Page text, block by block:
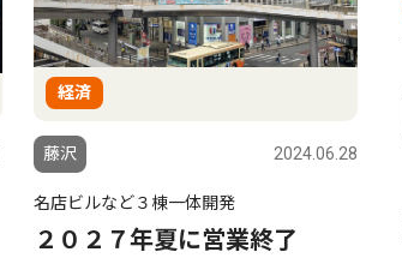
経済
藤沢 2024.06.28
名店ビルなど３棟一体開発
２０２７年夏に営業終了